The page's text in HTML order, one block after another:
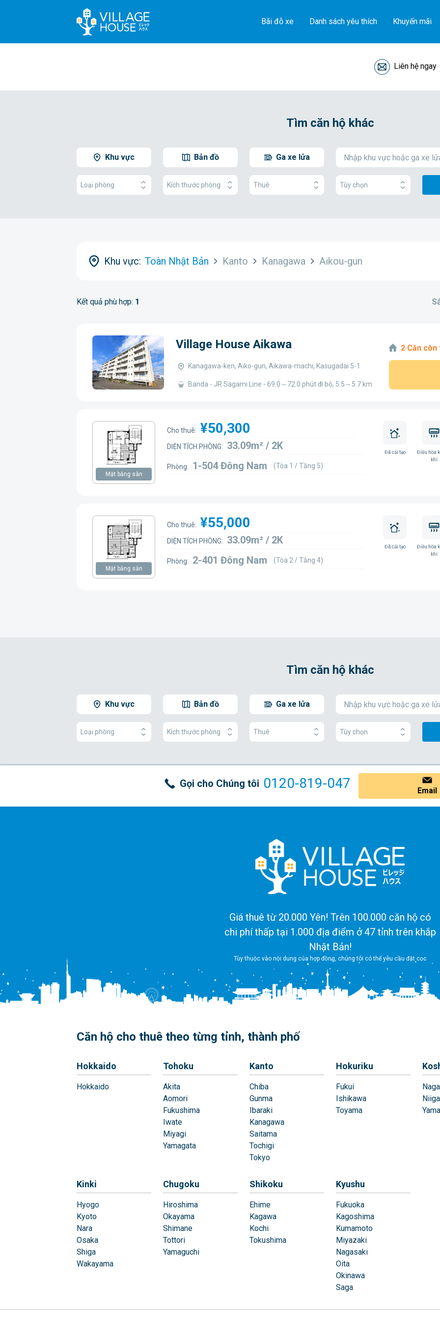
Bãi đỗ xe Danh sách yêu thích Khuyến mãi
Liên hệ ngay
Tìm căn hộ khác
Khu vực Bản đồ Ga xe lửa
Loại phòng Kích thước phòng Thuê Tùy chọn
Khu vực: Toàn Nhật Bản Kanto Kanagawa Aikou-gun
Kết quả phù hợp: 1
Village House Aikawa
Kanagawa-ken, Aiko-gun, Aikawa-machi, Kasugadai 5-1
Banda - JR Sagami Line - 69.0～72.0 phút đi bộ, 5.5～5.7 km
2 Căn còn
Mặt bằng sàn
Cho thuê: ¥50,300
DIỆN TÍCH PHÒNG: 33.09m² / 2K
Phòng: 1-504 Đông Nam (Tòa 1 / Tầng 5)
Đã cải tạo
Điều hòa
khí
Mặt bằng sàn
Cho thuê: ¥55,000
DIỆN TÍCH PHÒNG: 33.09m² / 2K
Phòng: 2-401 Đông Nam (Tòa 2 / Tầng 4)
Đã cải tạo
Điều hòa
khí
Tìm căn hộ khác
Khu vực Bản đồ Ga xe lửa
Loại phòng Kích thước phòng Thuê Tùy chọn
Gọi cho Chúng tôi 0120-819-047 Email
Giá thuê từ 20.000 Yên! Trên 100.000 căn hộ có
chi phí thấp tại 1.000 địa điểm ở 47 tỉnh trên khắp
Nhật Bản!
Tùy thuộc vào nội dung của hợp đồng, chúng tôi có thể yêu cầu đặt cọc
Căn hộ cho thuê theo từng tỉnh, thành phố
Hokkaido
Hokkaido
Tohoku
Akita
Aomori
Fukushima
Iwate
Miyagi
Yamagata
Kanto
Chiba
Gunma
Ibaraki
Kanagawa
Saitama
Tochigi
Tokyo
Hokuriku
Fukui
Ishikawa
Toyama
Kinki
Hyogo
Kyoto
Nara
Osaka
Shiga
Wakayama
Chugoku
Hiroshima
Okayama
Shimane
Tottori
Yamaguchi
Shikoku
Ehime
Kagawa
Kochi
Tokushima
Kyushu
Fukuoka
Kagoshima
Kumamoto
Miyazaki
Nagasaki
Oita
Okinawa
Saga